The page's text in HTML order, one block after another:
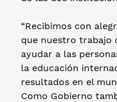
“Recibimos con
que nuestro trabajo
ayudar a las
la educación
resultados en el
Como Gobierno